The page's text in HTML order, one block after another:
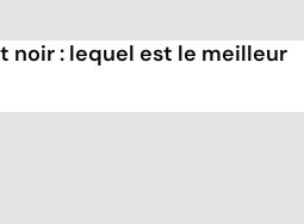
noir : lequel est le meilleur